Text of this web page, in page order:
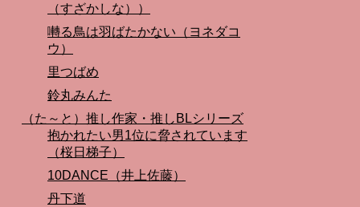
（すざかしな））
囀る鳥は羽ばたかない（ヨネダコ
ウ）
里つばめ
鈴丸みんた
（た～と）推し作家・推しBLシリーズ
抱かれたい男1位に脅されています
（桜日梯子）
10DANCE（井上佐藤）
丹下道